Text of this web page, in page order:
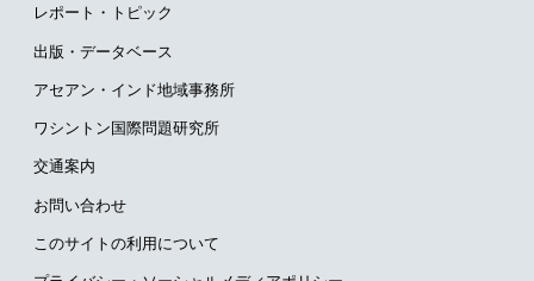
レポート・トピック
出版・データベース
アセアン・インド地域事務所
ワシントン国際問題研究所
交通案内
お問い合わせ
このサイトの利用について